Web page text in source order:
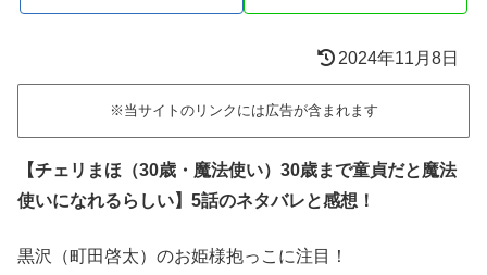
2024年11月8日
※当サイトのリンクには広告が含まれます
【チェリまほ（30歳・魔法使い）30歳まで童貞だと魔法
使いになれるらしい】5話のネタバレと感想！
黒沢（町田啓太）のお姫様抱っこに注目！